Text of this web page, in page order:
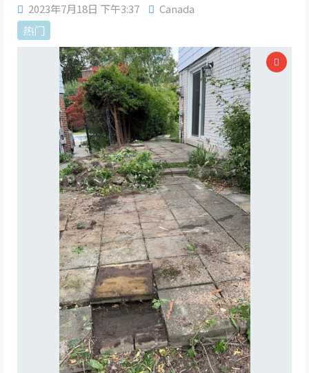
2023年7月18日 下午3:37 Canada
热门